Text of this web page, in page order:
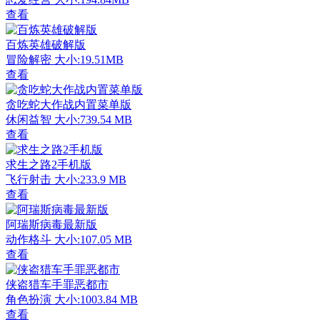
查看
百炼英雄破解版
冒险解密 大小:19.51MB
查看
贪吃蛇大作战内置菜单版
休闲益智 大小:739.54 MB
查看
求生之路2手机版
飞行射击 大小:233.9 MB
查看
阿瑞斯病毒最新版
动作格斗 大小:107.05 MB
查看
侠盗猎车手罪恶都市
角色扮演 大小:1003.84 MB
查看